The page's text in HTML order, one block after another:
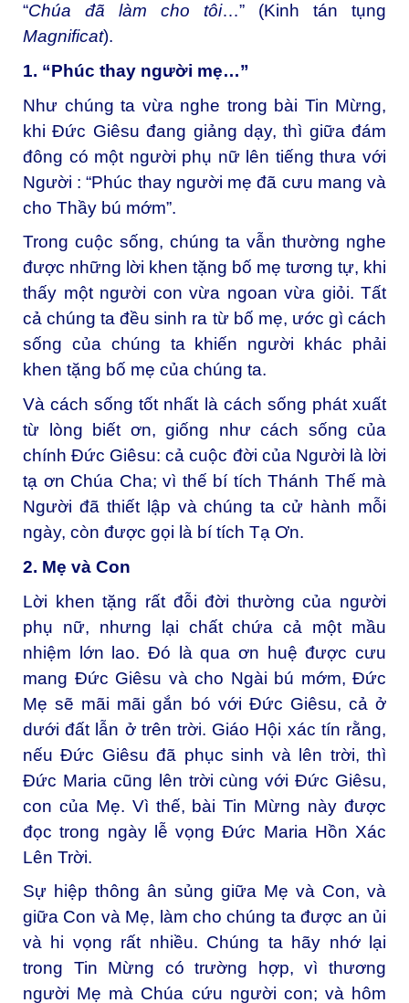
“Chúa đã làm cho tôi…” (Kinh tán tụng
Magnificat).
1. “Phúc thay người mẹ…”
Như chúng ta vừa nghe trong bài Tin Mừng,
khi Đức Giêsu đang giảng dạy, thì giữa đám
đông có một người phụ nữ lên tiếng thưa với
Người : “Phúc thay người mẹ đã cưu mang và
cho Thầy bú mớm”.
Trong cuộc sống, chúng ta vẫn thường nghe
được những lời khen tặng bố mẹ tương tự, khi
thấy một người con vừa ngoan vừa giỏi. Tất
cả chúng ta đều sinh ra từ bố mẹ, ước gì cách
sống của chúng ta khiến người khác phải
khen tặng bố mẹ của chúng ta.
Và cách sống tốt nhất là cách sống phát xuất
từ lòng biết ơn, giống như cách sống của
chính Đức Giêsu: cả cuộc đời của Người là lời
tạ ơn Chúa Cha; vì thế bí tích Thánh Thế mà
Người đã thiết lập và chúng ta cử hành mỗi
ngày, còn được gọi là bí tích Tạ Ơn.
2. Mẹ và Con
Lời khen tặng rất đỗi đời thường của người
phụ nữ, nhưng lại chất chứa cả một mầu
nhiệm lớn lao. Đó là qua ơn huệ được cưu
mang Đức Giêsu và cho Ngài bú mớm, Đức
Mẹ sẽ mãi mãi gắn bó với Đức Giêsu, cả ở
dưới đất lẫn ở trên trời. Giáo Hội xác tín rằng,
nếu Đức Giêsu đã phục sinh và lên trời, thì
Đức Maria cũng lên trời cùng với Đức Giêsu,
con của Mẹ. Vì thế, bài Tin Mừng này được
đọc trong ngày lễ vọng Đức Maria Hồn Xác
Lên Trời.
Sự hiệp thông ân sủng giữa Mẹ và Con, và
giữa Con và Mẹ, làm cho chúng ta được an ủi
và hi vọng rất nhiều. Chúng ta hãy nhớ lại
trong Tin Mừng có trường hợp, vì thương
người Mẹ mà Chúa cứu người con; và hôm